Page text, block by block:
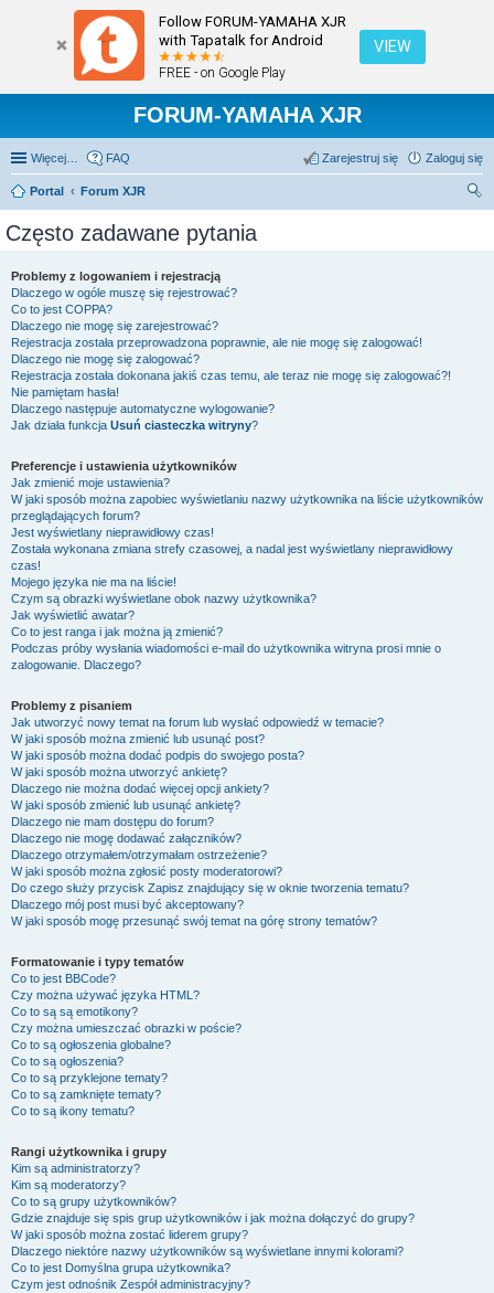
Follow FORUM-YAMAHA XJR
with Tapatalk for Android
FREE - on Google Play
VIEW
FORUM-YAMAHA XJR
Więcej… FAQ Zaloguj się
Zarejestruj się
Portal
Forum XJR
Często zadawane pytania
Problemy z logowaniem i rejestracją
Dlaczego w ogóle muszę się rejestrować?
Co to jest COPPA?
Dlaczego nie mogę się zarejestrować?
Rejestracja została przeprowadzona poprawnie, ale nie mogę się zalogować!
Dlaczego nie mogę się zalogować?
Rejestracja została dokonana jakiś czas temu, ale teraz nie mogę się zalogować?!
Nie pamiętam hasła!
Dlaczego następuje automatyczne wylogowanie?
Jak działa funkcja Usuń ciasteczka witryny?
Preferencje i ustawienia użytkowników
Jak zmienić moje ustawienia?
W jaki sposób można zapobiec wyświetlaniu nazwy użytkownika na liście użytkowników
przeglądających forum?
Jest wyświetlany nieprawidłowy czas!
Została wykonana zmiana strefy czasowej, a nadal jest wyświetlany nieprawidłowy
czas!
Mojego języka nie ma na liście!
Czym są obrazki wyświetlane obok nazwy użytkownika?
Jak wyświetlić awatar?
Co to jest ranga i jak można ją zmienić?
Podczas próby wysłania wiadomości e-mail do użytkownika witryna prosi mnie o
zalogowanie. Dlaczego?
Problemy z pisaniem
Jak utworzyć nowy temat na forum lub wysłać odpowiedź w temacie?
W jaki sposób można zmienić lub usunąć post?
W jaki sposób można dodać podpis do swojego posta?
W jaki sposób można utworzyć ankietę?
Dlaczego nie można dodać więcej opcji ankiety?
W jaki sposób zmienić lub usunąć ankietę?
Dlaczego nie mam dostępu do forum?
Dlaczego nie mogę dodawać załączników?
Dlaczego otrzymałem/otrzymałam ostrzeżenie?
W jaki sposób można zgłosić posty moderatorowi?
Do czego służy przycisk Zapisz znajdujący się w oknie tworzenia tematu?
Dlaczego mój post musi być akceptowany?
W jaki sposób mogę przesunąć swój temat na górę strony tematów?
Formatowanie i typy tematów
Co to jest BBCode?
Czy można używać języka HTML?
Co to są są emotikony?
Czy można umieszczać obrazki w poście?
Co to są ogłoszenia globalne?
Co to są ogłoszenia?
Co to są przyklejone tematy?
Co to są zamknięte tematy?
Co to są ikony tematu?
Rangi użytkownika i grupy
Kim są administratorzy?
Kim są moderatorzy?
Co to są grupy użytkowników?
Gdzie znajduje się spis grup użytkowników i jak można dołączyć do grupy?
W jaki sposób można zostać liderem grupy?
Dlaczego niektóre nazwy użytkowników są wyświetlane innymi kolorami?
Co to jest Domyślna grupa użytkownika?
Czym jest odnośnik Zespół administracyjny?